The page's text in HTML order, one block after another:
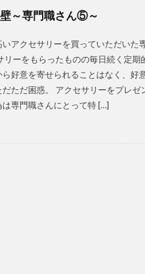
～専門職さん⑤～
いアクセサリーを買っていただいた
リーをもらったものの毎日続く定期
ら好意を寄せられることはなく、好
ただ困惑。 アクセサリーをプレゼ
専門職さんにとって特 […]